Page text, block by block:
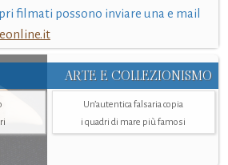
filmati possono inviare una e mail
ARTE E COLLEZIONISMO
Un’autentica falsaria copia
i quadri di mare più famosi